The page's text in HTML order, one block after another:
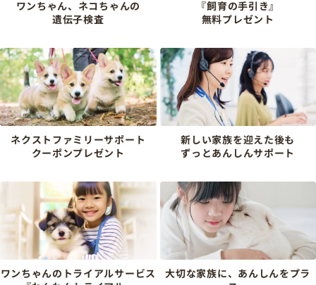
ワンちゃん、ネコちゃんの
遺伝子検査
『飼育の手引き』
無料プレゼント
ネクストファミリーサポート
クーポンプレゼント
新しい家族を迎えた後も
ずっとあんしんサポート
ワンちゃんのトライアルサービス
大切な家族に、あんしんをプラ